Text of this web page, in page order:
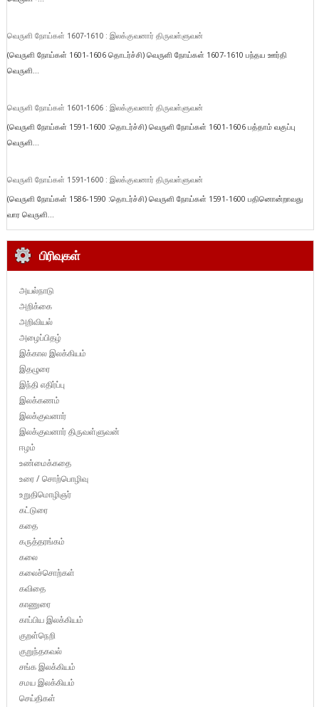
வெருளி நோய்கள் 1607-1610 : இலக்குவனார் திருவள்ளுவன்
(வெருளி நோய்கள் 1601-1606 தொடர்ச்சி) வெருளி நோய்கள் 1607-1610 பந்தய ஊர்தி
வெருளி...
வெருளி நோய்கள் 1601-1606 : இலக்குவனார் திருவள்ளுவன்
(வெருளி நோய்கள் 1591-1600 :தொடர்ச்சி) வெருளி நோய்கள் 1601-1606 பத்தாம் வகுப்பு
வெருளி...
வெருளி நோய்கள் 1591-1600 : இலக்குவனார் திருவள்ளுவன்
(வெருளி நோய்கள் 1586-1590 :தொடர்ச்சி) வெருளி நோய்கள் 1591-1600 பதினொன்றாவது
வார வெருளி...
பிரிவுகள்
அயல்நாடு
அறிக்கை
அறிவியல்
அழைப்பிதழ்
இக்கால இலக்கியம்
இதழுரை
இந்தி எதிர்ப்பு
இலக்கணம்
இலக்குவனார்
இலக்குவனார் திருவள்ளுவன்
ஈழம்
உண்மைக்கதை
உரை / சொற்பொழிவு
உறுதிமொழிஞர்
கட்டுரை
கதை
கருத்தரங்கம்
கலை
கலைச்சொற்கள்
கவிதை
காணுரை
காப்பிய இலக்கியம்
குறள்நெறி
குறுந்தகவல்
சங்க இலக்கியம்
சமய இலக்கியம்
செய்திகள்